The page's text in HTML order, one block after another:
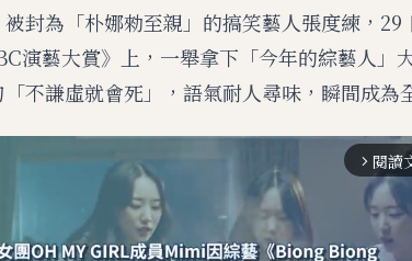
封為「朴娜勑至親」的搞笑藝人張度練，29
演藝大賞》上，一舉拿下「今年的綜藝人」
不謙虛就會死」，語氣耐人尋味，瞬間成為
arrow_forward_ios 閱讀